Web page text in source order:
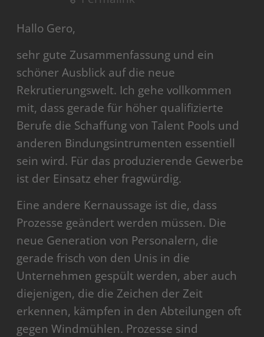
Hallo Gero,
sehr gute Zusammenfassung und ein
schöner Ausblick auf die neue
Rekrutierungswelt. Ich gehe vollkommen
mit, dass gerade für höher qualifizierte
Berufe die Schaffung von Talent Pools und
anderen Bindungsintrumenten essentiell
sein wird. Für das produzierende Gewerbe
ist der Einsatz eher fragwürdig.
Eine andere Kernaussage ist die, dass
Prozesse geändert werden müssen. Die
neue Generation von Personalern, die
gerade frisch von den Unis in die
Unternehmen gespült werden, aber auch
diejenigen, die die Zeichen der Zeit
erkennen, kämpfen in den Abteilungen oft
gegen Windmühlen. Prozesse sind